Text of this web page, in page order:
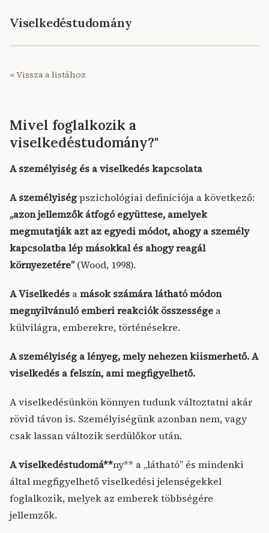
Viselkedéstudomány
« Vissza a listához
Mivel foglalkozik a
viselkedéstudomány?"
A személyiség és a viselkedés kapcsolata
A személyiségpszichológiai definíciója a következő:
„azon jellemzők átfogó együttese, amelyek
megmutatják azt az egyedi módot, ahogy a személy
kapcsolatba lép másokkal és ahogy reagál
környezetére”(Wood, 1998).
AViselkedés amások számára látható módon
megnyilvánuló emberi reakciók összessége a
külvilágra, emberekre, történésekre.
A személyiség a lényeg, mely nehezen kiismerhető. A
viselkedés a felszín, ami megfigyelhető.
A viselkedésünkön könnyen tudunk változtatni akár
rövid távon is. Személyiségünk azonban nem, vagy
csak lassan változik serdülőkor után.
A viselkedéstudomá**ny** a „látható” és mindenki
által megfigyelhető viselkedési jelenségekkel
foglalkozik, melyek az emberek többségére
jellemzők.